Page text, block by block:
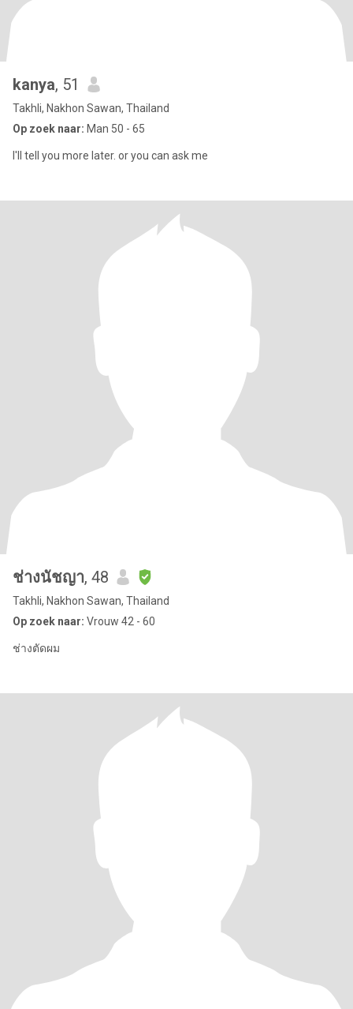
kanya, 51
Takhli, Nakhon Sawan, Thailand
Op zoek naar: Man 50 - 65
I'll tell you more later. or you can ask me
ช่างนัชญา, 48
Takhli, Nakhon Sawan, Thailand
Op zoek naar: Vrouw 42 - 60
ช่างตัดผม